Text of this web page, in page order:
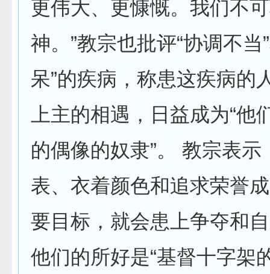
更伟大、更慷慨。我们不
神。”教宗也批评“协调不当
呆”的疾病，称患这疾病的
上主的相遇，日益成为“他
的偶像的奴隶”。 教宗表示
表、衣着颜色和追求荣誉
要目标，就会患上争夺和
他们的所好是“基督十字架